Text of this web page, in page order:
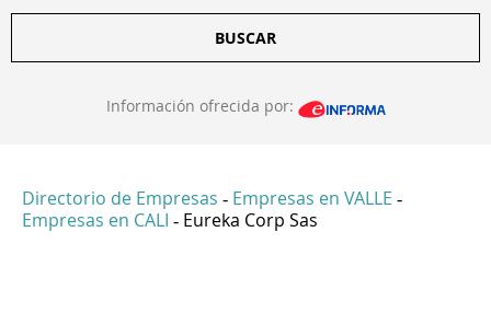
BUSCAR
Información ofrecida por:
Directorio de Empresas - Empresas en VALLE -
Empresas en CALI - Eureka Corp Sas